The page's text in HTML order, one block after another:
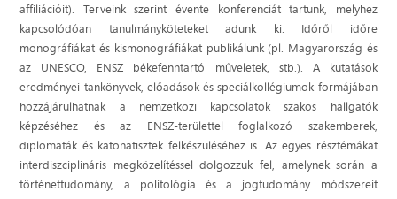
affiliációit). Terveink szerint évente konferenciát tartunk, melyhez
kapcsolódóan tanulmányköteteket adunk ki. Időről időre
monográfiákat és kismonográfiákat publikálunk (pl. Magyarország és
az UNESCO, ENSZ békefenntartó műveletek, stb.). A kutatások
eredményei tankönyvek, előadások és speciálkollégiumok formájában
hozzájárulhatnak a nemzetközi kapcsolatok szakos hallgatók
képzéséhez és az ENSZ-területtel foglalkozó szakemberek,
diplomaták és katonatisztek felkészüléséhez is. Az egyes résztémákat
interdiszciplináris megközelítéssel dolgozzuk fel, amelynek során a
történettudomány, a politológia és a jogtudomány módszereit